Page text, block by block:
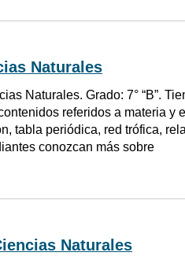
Naturales
Naturales. Grado: 7° “B”.
referidos a materia y
tabla periódica, red trófica,
conozcan más sobre
Naturales